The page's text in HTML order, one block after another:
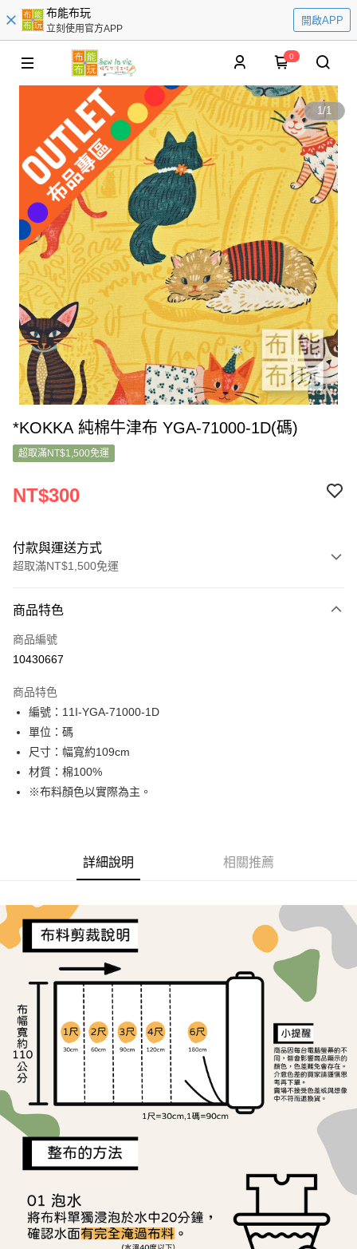
布能布玩
立刻使用官方APP
開啟APP
0
1/1
*KOKKA 純棉牛津布 YGA-71000-1D(碼)
超取滿NT$1,500免運
NT$300
付款與運送方式
超取滿NT$1,500免運
信用卡一次付款
超商取貨付款
Apple Pay
街口支付
Google Pay
大哥付你分期
2.付款方式選擇「大哥付你分期」，訂單成立後會自動跳轉到大哥付的交易
流程，驗證手機門號後，選擇欲分期的期數、繳款截止日，確認付款後即完
3.實際核准額度、可分期數及費用金額請依後續交易確認頁面所載為準。
4.訂單成立30分鐘內，如未前往確認交易或遇審核未通過，訂單將自動取
消。如遇「轉專審核」未通過狀況，表示未達大哥付你分期系統評分，恕無
法說明評估內容。
1.分期款項不併入電信帳單，「大哥付你分期」於每月結算日後寄送繳費提
2.透過簡訊連結打開帳單後，可選擇「超商條碼／台灣大直營門市／銀行轉
帳／街口支付／iPASS MONEY」等通路繳費。
【注意事項】
1.本服務係由「台灣大哥大股份有限公司」（以下簡稱本公司）所提供，讓
用戶於交易時，得透過本服務購買商品或服務，並由商店將買賣／分期付款
買賣價金債權讓與本公司後，依約使用本公司帳單繳交帳款。
2.基於同意付款使用「大哥付你分期」之契約關係目的，商店將以您的個人
資料（包含姓名、電話或地址）提供予台灣大哥大進項蒐集、處理及利用，
由本公司與您本人進行分期帳單所需資料之確認、核對及更正。
3.完整用戶服務條款，請詳閱以下連結：
【關於「AFTEE先享後付」】
便利好安心！
１．簡單：不需註冊會員、不需綁卡、不需儲值。
２．便利：只要手機號碼，簡訊認證，即可結帳。
３．安心：先確認商品／服務後，再付款。
【「AFTEE先享後付」結帳流程】
１．於結帳方式選擇「AFTEE先享後付」後，將跳轉至「AFTEE先享後付」
結帳頁面，進行簡訊認證並確認金額後，即可完成結帳。
２．訂單成立數日內，您將收到繳費通知簡訊。
３．收到繳費通知簡訊後14天內，點擊此簡訊中的連結，可透過四大超商／
ATM／網路銀行／等多元方式進行付款，方視為交易完成。
※ 請注意：結帳手續完成當下不需立刻繳費，但若您需要取消訂單，請聯絡
購買商品的店家。未經商家同意取消之訂單仍視為有效，需透過AFTEE先享
後付繳納相關費用。
※ 交易是否成功請以「AFTEE先享後付 」之結帳頁面顯示為準，若有關於
是否繳費成功／繳費後需取消欲退款等相關疑問，請聯繫「AFTEE先享後付
客戶支援中心」https://netprotections.freshdesk.com/support/home
【注意事項】
１．透過由恩沛科技股份有限公司提供之「AFTEE先享後付」服務完成之交
易，需依本服務之必要範圍內提供個人資料，並將交易相關給付款項請求債
權轉讓予恩沛科技股份有限公司。
２．關於個人資料處理事宜，請瀏覽以下網址：
https://aftee.tw/terms/#terms3
運送方式
每筆NT$65，滿NT$1,500(含以上)免運費
7-11取貨付款
每筆NT$65，滿NT$1,500(含以上)免運費
宅配
每筆NT$150，滿NT$1,500(含以上)免運費
離島宅配
每筆NT$240
商品特色
商品編號
10430667
商品特色
編號：11I-YGA-71000-1D
單位：碼
尺寸：幅寬約109cm
材質：棉100%
※布料顏色以實際為主。
詳細說明 相關推薦